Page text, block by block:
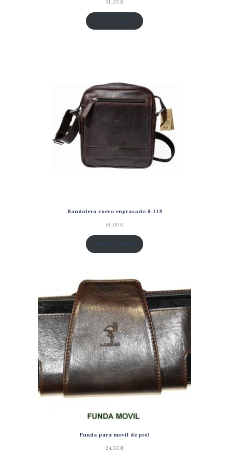
Añadir al carrito
Bandolera cuero engrasado B-118
61,00€
Añadir al carrito
Funda para movil de piel
24,50€